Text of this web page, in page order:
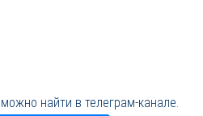
найти в телеграм-канале.